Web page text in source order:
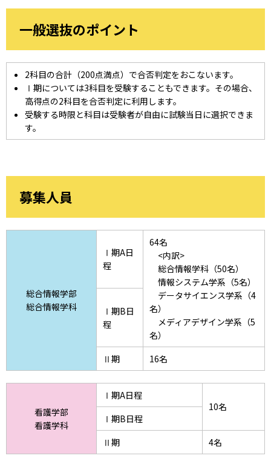
一般選抜のポイント
2科目の合計（200点満点）で合否判定をおこないます。
Ⅰ期については3科目を受験することもできます。その場合、
高得点の2科目を合否判定に利用します。
受験する時限と科目は受験者が自由に試験当日に選択できま
す。
募集人員
総合情報学部
総合情報学科
Ⅰ期A日
程
64名
<内訳>
総合情報学科（50名）
情報システム学系（5名）
データサイエンス学系（4
名）
メディアデザイン学系（5
名）
Ⅰ期B日
程
Ⅱ期 16名
看護学部
看護学科
Ⅰ期A日程
10名
Ⅰ期B日程
Ⅱ期
4名